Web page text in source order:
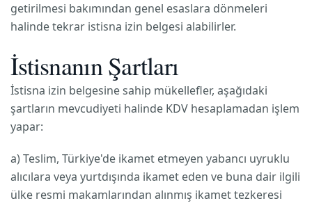
getirilmesi bakımından genel esaslara dönmeleri
halinde tekrar istisna izin belgesi alabilirler.
İstisnanın Şartları
İstisna izin belgesine sahip mükellefler, aşağıdaki
şartların mevcudiyeti halinde KDV hesaplamadan işlem
yapar:
a) Teslim, Türkiye'de ikamet etmeyen yabancı uyruklu
alıcılara veya yurtdışında ikamet eden ve buna dair ilgili
ülke resmi makamlarından alınmış ikamet tezkeresi